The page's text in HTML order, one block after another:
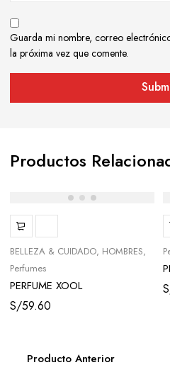
Guarda mi nombre, correo
la próxima vez que comente.
Productos
BELLEZA & CUIDADO HOMBRES
Perfumes
PERFUME XOOL
S/59.60
Producto Anterior